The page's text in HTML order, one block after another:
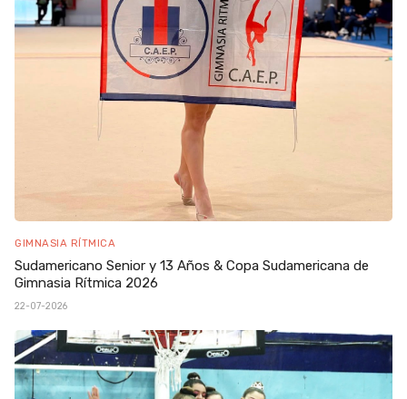
GIMNASIA RÍTMICA
Sudamericano Senior y 13 Años & Copa Sudamericana de
Gimnasia Rítmica 2026
22-07-2026